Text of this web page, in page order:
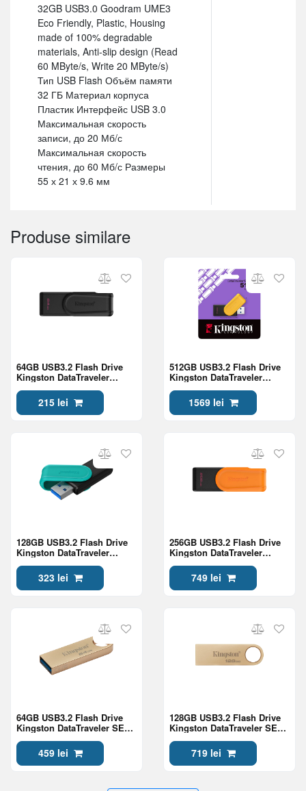
32GB USB3.0 Goodram UME3
Eco Friendly, Plastic, Housing
made of 100% degradable
materials, Anti-slip design (Read
60 MByte/s, Write 20 MByte/s)
Тип USB Flash Объём памяти
32 ГБ Материал корпуса
Пластик Интерфейс USB 3.0
Максимальная скорость
записи, до 20 Мб/с
Максимальная скорость
чтения, до 60 Мб/с Размеры
55 х 21 х 9.6 мм
Produse similare
64GB USB3.2 Flash Drive
Kingston DataTraveler
Black-Black, Plastic, Slider
Cap 215 lei
512GB USB3.2 Flash Drive
Kingston DataTraveler
Black + Yellow, Plastic,
Slider Cap
1569 lei
128GB USB3.2 Flash Drive
Kingston DataTraveler
Black + Turquoise, Plastic,
Slider Cap
323 lei
256GB USB3.2 Flash Drive
Kingston DataTraveler
Black + Orange, Plastic,
Slider Cap
749 lei
64GB USB3.2 Flash Drive
Kingston DataTraveler SE9
Metal Case, Key Ring (
(R/W:220/100MB/s)
459 lei
128GB USB3.2 Flash Drive
Kingston DataTraveler SE9
Metal Case, Key Ring (
(R/W:220/100MB/s)
719 lei